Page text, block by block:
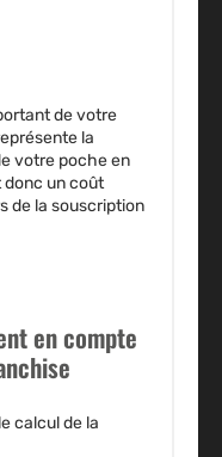
de votre
la
votre poche en
donc un coût
de la souscription
en compte
calcul de la